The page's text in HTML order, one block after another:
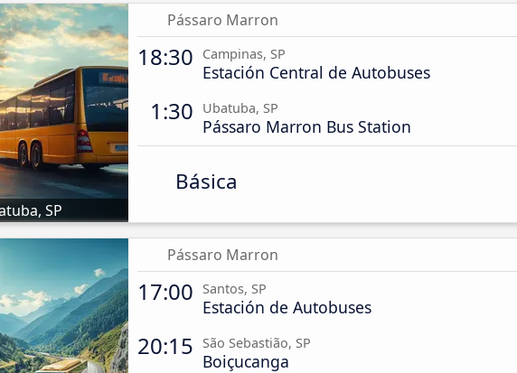
SP
Pássaro Marron
18:30 Campinas, SP
Estación Central de Autobuses
1:30 Ubatuba, SP
Pássaro Marron Bus Station
Básica
Pássaro Marron
17:00 Santos, SP
Estación de Autobuses
20:15 São Sebastião, SP
Boiçucanga